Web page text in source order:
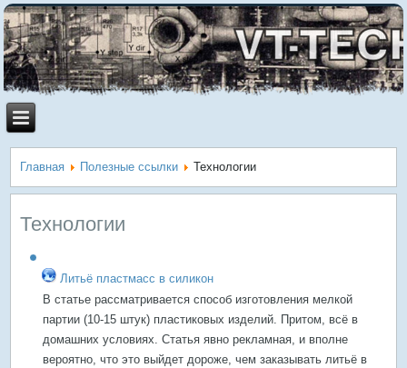
Главная Полезные ссылки Технологии
Технологии
Литьё пластмасс в силикон
В статье рассматривается способ изготовления мелкой
партии (10-15 штук) пластиковых изделий. Притом, всё в
домашних условиях. Статья явно рекламная, и вполне
вероятно, что это выйдет дороже, чем заказывать литьё в